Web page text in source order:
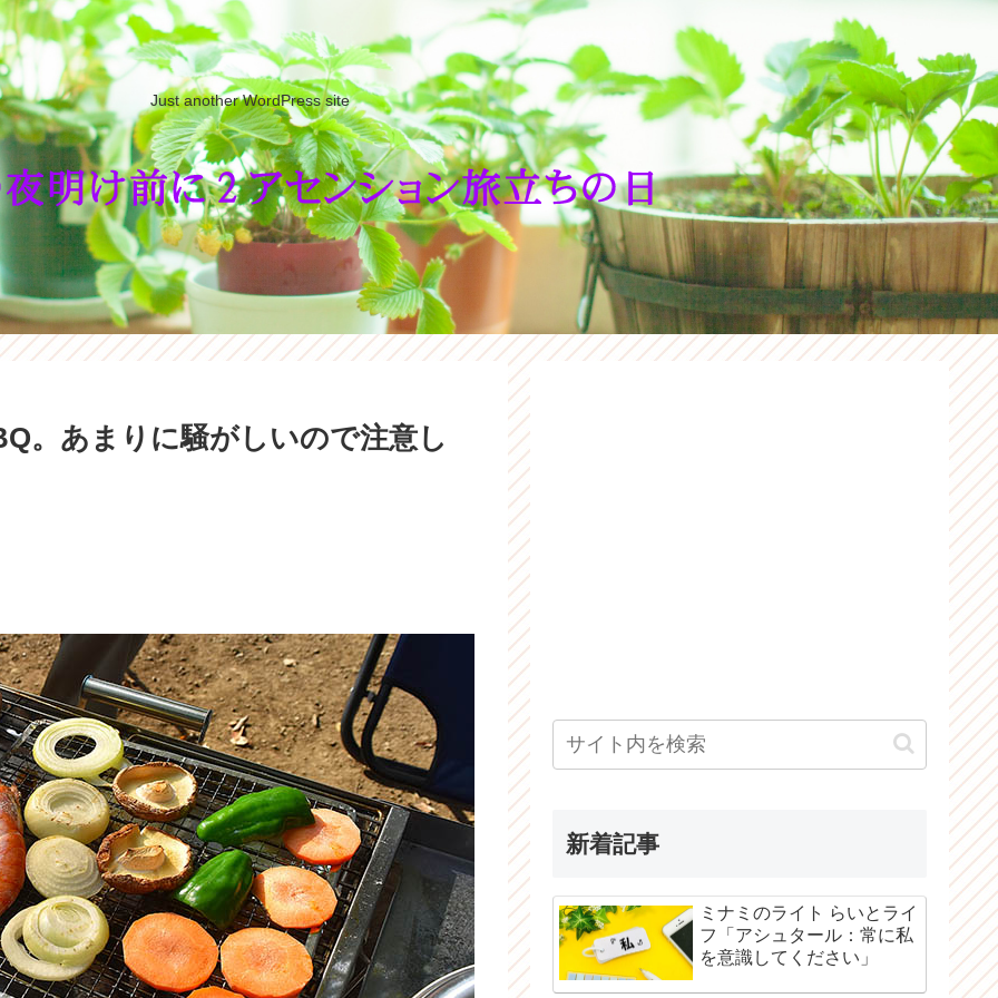
Just another WordPress site
。あまりに騒がしいので注意し
新着記事
ミナミのライト らいとライ
フ「アシュタール：常に私
を意識してください」